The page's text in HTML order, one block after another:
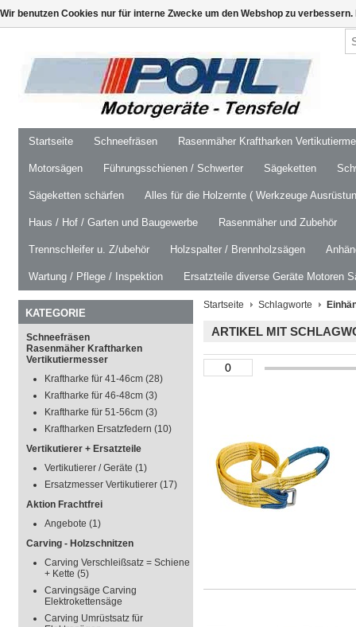
Startseite Schneefräsen Rasenmäher Kraftharken
Motorsägen Führungsschienen / Schwerter Sägeketten
Sägeketten schärfen Alles für die Holzernte ( Werkzeuge
Haus / Hof / Garten und Baugewerbe Rasenmäher und Zubehör
Trennschleifer u. Z/ubehör Holzspalter / Brennholzsägen
Wartung / Pflege / Inspektion Ersatzteile diverse Geräte Motoren
KATEGORIE
Schneefräsen
Rasenmäher Kraftharken
Vertikutiermesser
Kraftharke für 41-46cm (28)
Kraftharke für 46-48cm (3)
Kraftharke für 51-56cm (3)
Kraftharken Ersatzfedern (10)
Vertikutierer + Ersatzteile
Vertikutierer / Geräte (1)
Ersatzmesser Vertikutierer (17)
Aktion Frachtfrei
Angebote (1)
Carving - Holzschnitzen
Carving Verschleißsatz = Schiene
+ Kette (5)
Carvingsäge Carving
Elektrokettensäge
Carving Umrüstsatz für
Startseite Schlagworte
ARTIKEL MIT
Wir benutzen Cookies nur für interne Zwecke um den Webshop zu